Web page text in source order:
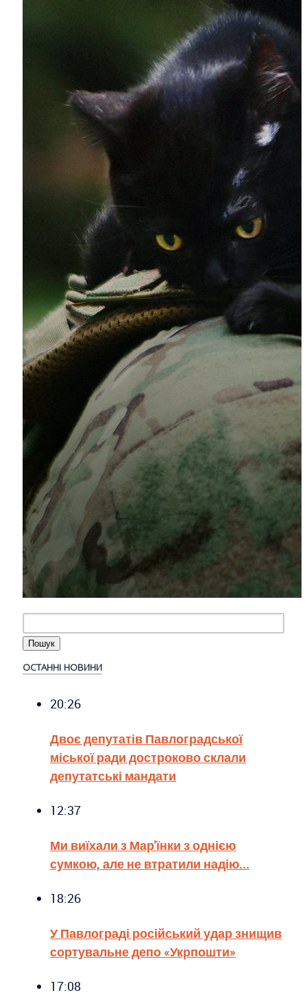
ОСТАННІ НОВИНИ
20:26
Двоє депутатів Павлоградської
міської ради достроково склали
депутатські мандати
12:37
Ми виїхали з Мар'їнки з однією
сумкою, але не втратили надію...
18:26
У Павлограді російський удар знищив
сортувальне депо «Укрпошти»
17:08